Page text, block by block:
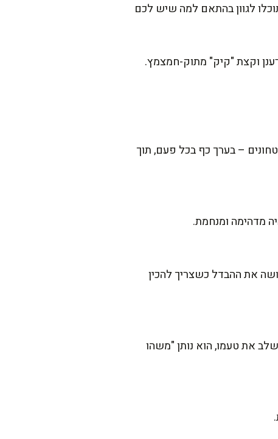
לגוון בהתאם למה שיש לכם
וקצת "קיק" מתוק-חמצמץ.
– בערך כף בכל פעם, תוך
מדהימה ומנחמת.
את ההבדל כשצריך להכין
את טעמו, הוא נותן "משהו